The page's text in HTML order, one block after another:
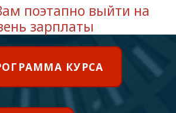
поэтапно выйти на
зарплаты
КУРСА